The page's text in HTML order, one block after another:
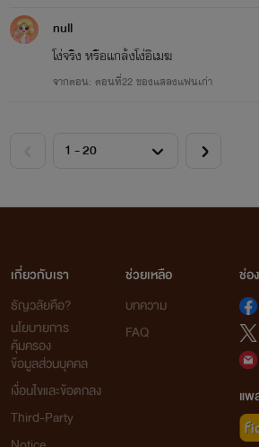
null
โง่จริง หรือแกล้งโง่อิเมฆ
จากตอน: ตอนที่22 ของแสลงแฟนเก่า
เกี่ยวกับเรา
ธัญวลัยคือ?
นโยบายการ
คุ้มครอง
ข้อมูลส่วนบุคคล
เงื่อนไขและข้อตกลง
Third-Party
ช่วยเหลือ
บทความ
FAQ
ช่อ
แพ